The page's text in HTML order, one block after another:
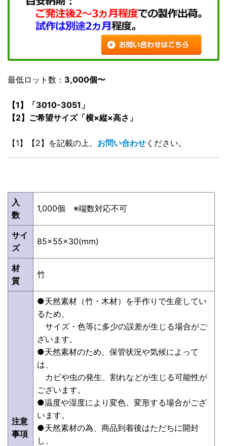
最低ロット数： 3,000個〜
【1】「3010-3051」
【2】ご希望サイズ「横×縦×高さ」
【1】【2】を記載の上、 お問い合わせ ください。
入
数
1,000個 ※端数対応不可
サイ
ズ
85×55×30(mm)
材
質
竹
注意
事項
●天然素材（竹・木材）を手作りで生産してい
るため、
サイズ・色等に多少の誤差が生じる場合がご
ざいます。
●天然素材のため、保管状況や気候によって
は、
カビや虫の発生、割れなどが生じる可能性が
ございます。
●温度や湿度により変色、変形する場合がござ
います。
●天然素材の為、商品到着後はただちに開封
し、